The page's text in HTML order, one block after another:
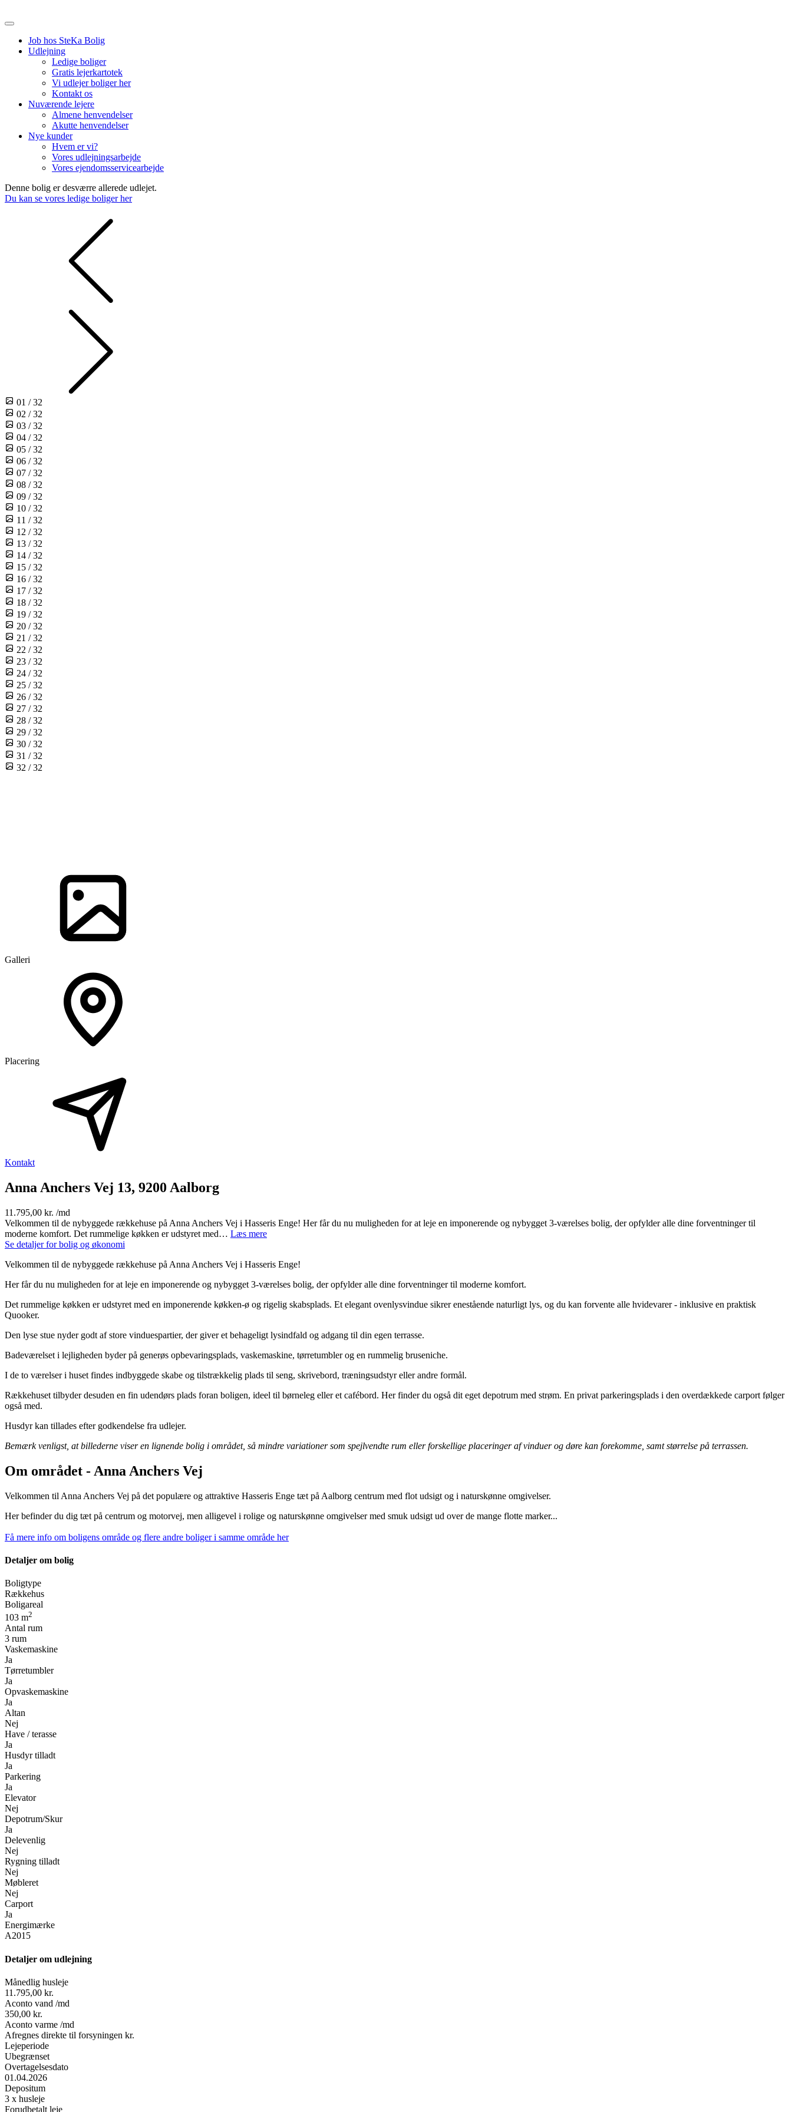
Job hos SteKa Bolig
Udlejning
Ledige boliger
Gratis lejerkartotek
Vi udlejer boliger her
Kontakt os
Nuværende lejere
Almene henvendelser
Akutte henvendelser
Nye kunder
Hvem er vi?
Vores udlejningsarbejde
Vores ejendomsservicearbejde
Denne bolig er desværre allerede udlejet.
Du kan se vores ledige boliger her
01 / 32
02 / 32
03 / 32
04 / 32
05 / 32
06 / 32
07 / 32
08 / 32
09 / 32
10 / 32
11 / 32
12 / 32
13 / 32
14 / 32
15 / 32
16 / 32
17 / 32
18 / 32
19 / 32
20 / 32
21 / 32
22 / 32
23 / 32
24 / 32
25 / 32
26 / 32
27 / 32
28 / 32
29 / 32
30 / 32
31 / 32
32 / 32
Galleri
Placering
Kontakt
Anna Anchers Vej 13, 9200 Aalborg
11.795,00 kr. /md
Velkommen til de nybyggede rækkehuse på Anna Anchers Vej i Hasseris Enge! Her får du nu muligheden for at leje en imponerende og nybygget 3-værelses bolig, der opfylder alle dine forventninger til
moderne komfort. Det rummelige køkken er udstyret med… Læs mere
Se detaljer for bolig og økonomi
Velkommen til de nybyggede rækkehuse på Anna Anchers Vej i Hasseris Enge!
Her får du nu muligheden for at leje en imponerende og nybygget 3-værelses bolig, der opfylder alle dine forventninger til moderne komfort.
Det rummelige køkken er udstyret med en imponerende køkken-ø og rigelig skabsplads. Et elegant ovenlysvindue sikrer enestående naturligt lys, og du kan forvente alle hvidevarer - inklusive en praktisk
Quooker.
Den lyse stue nyder godt af store vinduespartier, der giver et behageligt lysindfald og adgang til din egen terrasse.
Badeværelset i lejligheden byder på generøs opbevaringsplads, vaskemaskine, tørretumbler og en rummelig bruseniche.
I de to værelser i huset findes indbyggede skabe og tilstrækkelig plads til seng, skrivebord, træningsudstyr eller andre formål.
Rækkehuset tilbyder desuden en fin udendørs plads foran boligen, ideel til børneleg eller et cafébord. Her finder du også dit eget depotrum med strøm. En privat parkeringsplads i den overdækkede carport følger
også med.
Husdyr kan tillades efter godkendelse fra udlejer.
Bemærk venligst, at billederne viser en lignende bolig i området, så mindre variationer som spejlvendte rum eller forskellige placeringer af vinduer og døre kan forekomme, samt størrelse på terrassen.
Om området - Anna Anchers Vej
Velkommen til Anna Anchers Vej på det populære og attraktive Hasseris Enge tæt på Aalborg centrum med flot udsigt og i naturskønne omgivelser.
Her befinder du dig tæt på centrum og motorvej, men alligevel i rolige og naturskønne omgivelser med smuk udsigt ud over de mange flotte marker...
Få mere info om boligens område og flere andre boliger i samme område her
Detaljer om bolig
Boligtype
Rækkehus
Boligareal
103 m2
Antal rum
3 rum
Vaskemaskine
Ja
Tørretumbler
Ja
Opvaskemaskine
Ja
Altan
Nej
Have / terasse
Ja
Husdyr tilladt
Ja
Parkering
Ja
Elevator
Nej
Depotrum/Skur
Ja
Delevenlig
Nej
Rygning tilladt
Nej
Møbleret
Nej
Carport
Ja
Energimærke
A2015
Detaljer om udlejning
Månedlig husleje
11.795,00 kr.
Aconto vand /md
350,00 kr.
Aconto varme /md
Afregnes direkte til forsyningen kr.
Lejeperiode
Ubegrænset
Overtagelsesdato
01.04.2026
Depositum
3 x husleje
Forudbetalt leje